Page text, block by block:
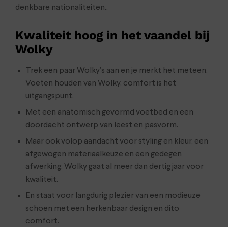
denkbare nationaliteiten..
Kwaliteit hoog in het vaandel bij
Wolky
Trek een paar Wolky’s aan en je merkt het meteen.
Voeten houden van Wolky, comfort is het
uitgangspunt.
Met een anatomisch gevormd voetbed en een
doordacht ontwerp van leest en pasvorm.
Maar ook volop aandacht voor styling en kleur, een
afgewogen materiaalkeuze en een gedegen
afwerking. Wolky gaat al meer dan dertig jaar voor
kwaliteit.
En staat voor langdurig plezier van een modieuze
schoen met een herkenbaar design en dito
comfort.